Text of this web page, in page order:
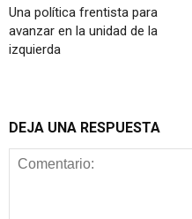
Una política frentista para
avanzar en la unidad de la
izquierda
DEJA UNA RESPUESTA